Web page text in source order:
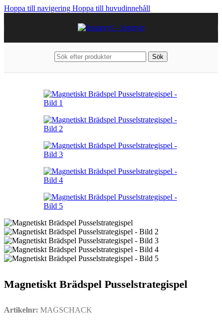
Hoppa till navigering Hoppa till huvudinnehåll
Sök
Magnetiskt Brädspel Pusselstrategispel
Artikelnr: MAGSCHACK